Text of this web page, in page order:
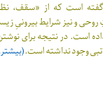
است که از «سقف،
و نیز شرایط بیرونیِ
است. در نتیجه برای
وجود نداشته است.